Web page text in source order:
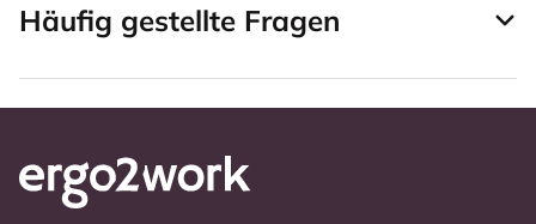
Häufig gestellte Fragen